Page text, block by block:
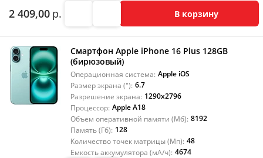
2 409,00 р. В корзину
Смартфон Apple iPhone 16 Plus 128GB
(бирюзовый)
Операционная система: Apple iOS
Размер экрана ("): 6.7
Разрешение экрана: 1290x2796
Процессор: Apple A18
Объем оперативной памяти (Мб): 8192
Память (Гб): 128
Количество точек матрицы (Мп): 48
Емкость аккумулятора (мА/ч): 4674